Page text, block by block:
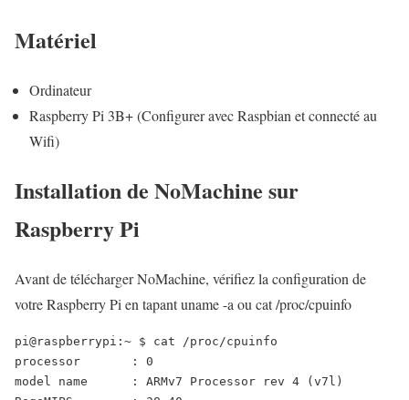
Matériel
Ordinateur
Raspberry Pi 3B+ (Configurer avec Raspbian et connecté au
Wifi)
Installation de NoMachine sur
Raspberry Pi
Avant de télécharger NoMachine, vérifiez la configuration de
votre Raspberry Pi en tapant uname -a ou cat /proc/cpuinfo
pi@raspberrypi:~ $ cat /proc/cpuinfo
processor	: 0
model name	: ARMv7 Processor rev 4 (v7l)